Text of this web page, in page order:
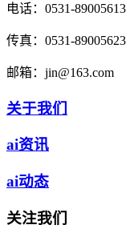
电话： 0531-89005613
传真： 0531-89005623
邮箱： jin@163.com
关于我们
ai资讯
ai动态
关注我们